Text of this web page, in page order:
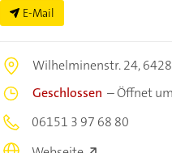
E-Mail
Wilhelminenstr. 24,
Geschlossen –Öffnet
06151 3 97 68 80